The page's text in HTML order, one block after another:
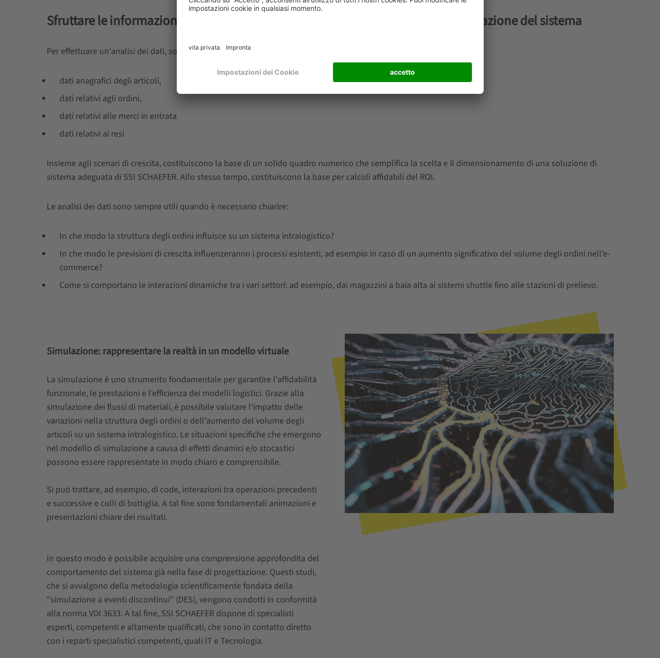
Sfruttare le informazioni ricavate dall'analisi dei dati per ottimizzare la configurazione del sistema
Per effettuare un'analisi dei dati, sono necessari i dati storici dei clienti quali
dati anagrafici degli articoli,
dati relativi agli ordini,
dati relativi alle merci in entrata
dati relativi ai resi
Insieme agli scenari di crescita, costituiscono la base di un solido quadro numerico che semplifica la scelta e il dimensionamento di una soluzione di
sistema adeguata di SSI SCHAEFER. Allo stesso tempo, costituiscono la base per calcoli affidabili del ROI.
Le analisi dei dati sono sempre utili quando è necessario chiarire:
In che modo la struttura degli ordini influisce su un sistema intralogistico?
In che modo le previsioni di crescita influenzeranno i processi esistenti, ad esempio in caso di un aumento significativo del volume degli ordini nell'e-
commerce?
Come si comportano le interazioni dinamiche tra i vari settori: ad esempio, dai magazzini a baia alta ai sistemi shuttle fino alle stazioni di prelievo.
Simulazione: rappresentare la realtà in un modello virtuale
La simulazione è uno strumento fondamentale per garantire l'affidabilità
funzionale, le prestazioni e l'efficienza dei modelli logistici. Grazie alla
simulazione dei flussi di materiali, è possibile valutare l'impatto delle
variazioni nella struttura degli ordini o dell'aumento del volume degli
articoli su un sistema intralogistico. Le situazioni specifiche che emergono
nel modello di simulazione a causa di effetti dinamici e/o stocastici
possono essere rappresentate in modo chiaro e comprensibile.
Si può trattare, ad esempio, di code, interazioni tra operazioni precedenti
e successive e colli di bottiglia. A tal fine sono fondamentali animazioni e
presentazioni chiare dei risultati.
In questo modo è possibile acquisire una comprensione approfondita del
comportamento del sistema già nella fase di progettazione. Questi studi,
che si avvalgono della metodologia scientificamente fondata della
"simulazione a eventi discontinui" (DES), vengono condotti in conformità
alla norma VDI 3633. A tal fine, SSI SCHAEFER dispone di specialisti
esperti, competenti e altamente qualificati, che sono in contatto diretto
con i reparti specialistici competenti, quali IT e Tecnologia.